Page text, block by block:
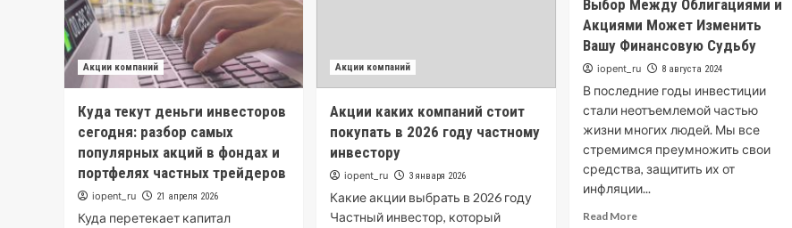
Акции компаний
Куда текут деньги инвесторов
сегодня: разбор самых
популярных акций в фондах и
портфелях частных трейдеров
iopent_ru 21 апреля 2026
Куда перетекает капитал
Акции компаний
Акции каких компаний стоит
покупать в 2026 году частному
инвестору
iopent_ru 3 января 2026
Какие акции выбрать в 2026 году
Частный инвестор, который
Выбор Между Облигациями и
Акциями Может Изменить
Вашу Финансовую Судьбу
iopent_ru 8 августа 2024
В последние годы инвестиции
стали неотъемлемой частью
жизни многих людей. Мы все
стремимся преумножить свои
средства, защитить их от
инфляции...
Read More